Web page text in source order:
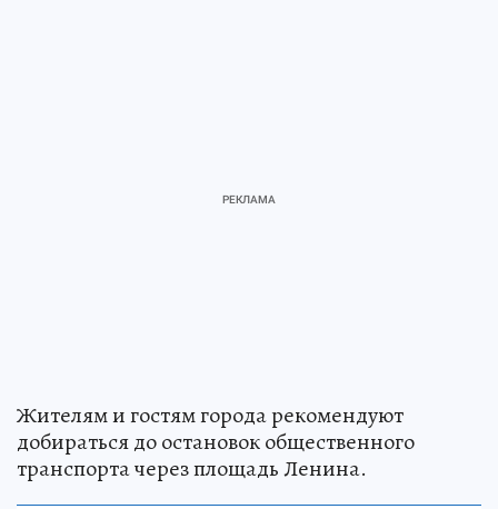
Жителям и гостям города рекомендуют
добираться до остановок общественного
транспорта через площадь Ленина.